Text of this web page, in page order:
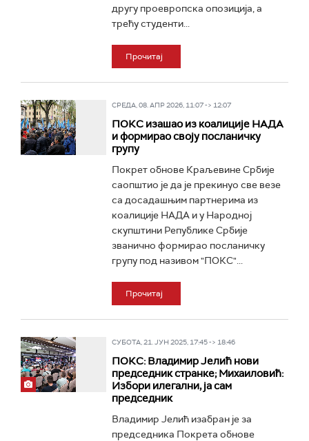
другу проевропска опозиција, а
трећу студенти...
Прочитај
СРЕДА, 08. АПР 2026, 11:07 -> 12:07
ПОКС изашао из коалиције НАДА
и формирао своју посланичку
групу
Покрет обнове Краљевине Србије
саопштио је да је прекинуо све везе
са досадашњим партнерима из
коалиције НАДА и у Народној
скупштини Републике Србије
званично формирао посланичку
групу под називом "ПОКС"...
Прочитај
СУБОТА, 21. ЈУН 2025, 17:45 -> 18:46
ПОКС: Владимир Јелић нови
председник странке; Михаиловић:
Избори илегални, ја сам
председник
Владимир Јелић изабран је за
председника Покрета обнове